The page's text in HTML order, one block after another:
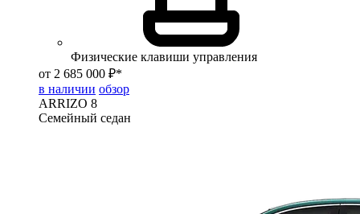
Физические клавиши управления
от 2 685 000 ₽*
в наличии обзор
ARRIZO 8
Семейный седан